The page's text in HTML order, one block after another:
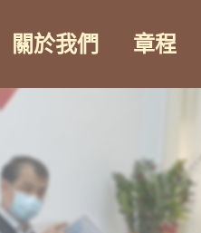
關於我們 章程